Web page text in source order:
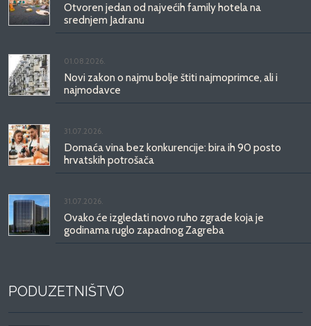
Otvoren jedan od najvećih family hotela na
srednjem Jadranu
01.08.2026.
Novi zakon o najmu bolje štiti najmoprimce, ali i
najmodavce
31.07.2026.
Domaća vina bez konkurencije: bira ih 90 posto
hrvatskih potrošača
31.07.2026.
Ovako će izgledati novo ruho zgrade koja je
godinama ruglo zapadnog Zagreba
PODUZETNIŠTVO